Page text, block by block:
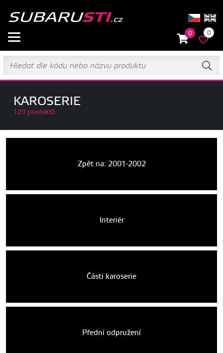
0 0
KAROSERIE
120 produktů
Zpět na: 2001-2002
Interiér
Části karoserie
Přední odpružení